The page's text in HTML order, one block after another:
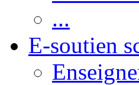
...
E-soutien